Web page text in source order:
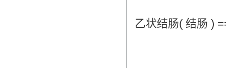
乙状结肠( 结肠 )